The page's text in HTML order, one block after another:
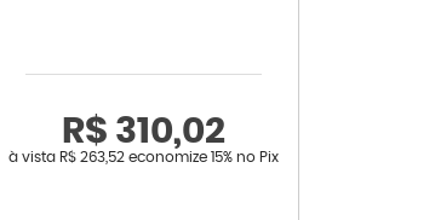
R$ 310,02
à vista R$ 263,52 economize 15% no Pix